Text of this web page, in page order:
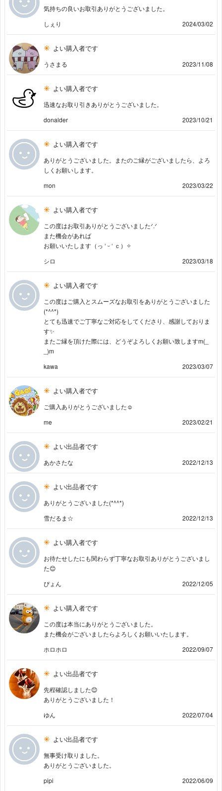
気持ちの良いお取引ありがとうございました。
しぇり
2024/03/02
よい購入者です
うさまる 2023/11/08
よい購入者です
迅速なお取り引きありがとうございました。
donalder
2023/10/21
よい購入者です
ありがとうございました。またのご縁がございましたら、よろ
しくお願いします。
mon
2023/03/22
よい購入者です
この度はお取引ありがとうございましたᐟ.ᐟ
また機会があれば
お願いいたします（っ ‘ ᵕ ‘ ｃ）✧
シロ
2023/03/18
よい購入者です
この度はご購入とスムーズなお取引をありがとうございました
(*^^*)
とても迅速でご丁寧なご対応をしてくださり、感謝しておりま
す✨
またご縁を頂けた際には、どうぞよろしくお願い致しますm(_
_)m
kawa
2023/03/07
よい購入者です
ご購入ありがとうございました☺️
me
2023/02/21
よい出品者です
あかさたな 2022/12/13
よい出品者です
ありがとうございました(*^^*)
雪だるま☆
2022/12/13
よい購入者です
お待たせしたにも関わらず丁寧なお取引ありがとうございまし
た😊
ぴょん
2022/12/05
よい購入者です
この度は本当にありがとうございました。
また機会がございましたらよろしくお願いいたします。
ホロホロ
2022/09/07
よい出品者です
先程確認しました😊
ありがとうございました！
ゆん
2022/07/04
よい出品者です
無事受け取りました。
ありがとうございました。
pipi
2022/06/09